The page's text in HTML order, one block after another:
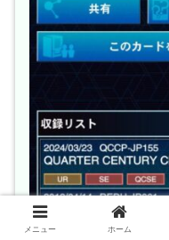
メニュー ホーム